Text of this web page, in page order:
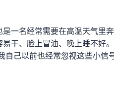
一名经常需要在高温天气里
干、脸上冒油、晚上睡不好
己以前也经常忽视这些小信